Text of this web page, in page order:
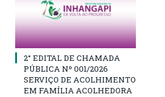
2° EDITAL DE CHAMADA
PÚBLICA Nº 001/2026
SERVIÇO DE ACOLHIMENTO
EM FAMÍLIA ACOLHEDORA